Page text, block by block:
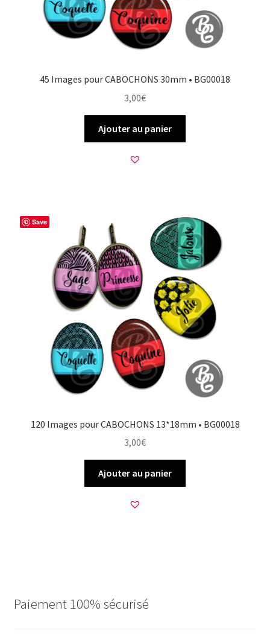
45 Images pour CABOCHONS 30mm • BG00018
3,00€
Ajouter au panier
Save
120 Images pour CABOCHONS 13*18mm • BG00018
3,00€
Ajouter au panier
Paiement 100% sécurisé